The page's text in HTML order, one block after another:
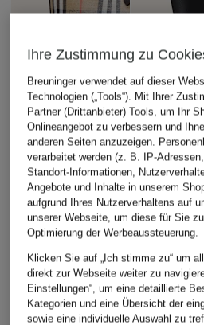
BURBERRY
MEDIUM
1.390 €
+Aktionsrabatt
Max Mara
Shopper mit
1.200 €
Ihre Zustimmung zu
Breuninger verwendet auf dieser
Technologien („Tools“). Mit Ihrer
Partner (Drittanbieter) Tools, um Ihr
Onlineangebot zu verbessern und
anderen Seiten anzuzeigen.
verarbeitet werden (z. B. IP-
Standort-Informationen,
Angebote und Inhalte in unserem
aufgrund Ihres Nutzerverhaltens auf
unserer Webseite, um diese für Sie
Optimierung der Werbeaussteuerung.
Klicken Sie auf „Ich stimme zu“ um
direkt zur Webseite weiter zu
Einstellungen“, um eine detaillierte
Kategorien und eine Übersicht der
sowie eine individuelle Auswahl zu